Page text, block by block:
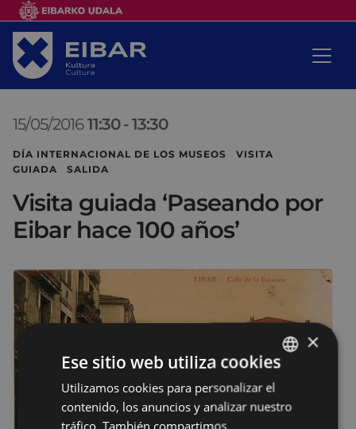
15/05/2016 11:30 -13:30
DÍA INTERNACIONAL DE LOS MUSEOS VISITA
GUIADA SALIDA
Visita guiada ‘Paseando por
Eibar hace 100 años’
BASQUE
SPANISH
×
Ese sitio web utiliza cookies
Utilizamos cookies para personalizar el
contenido, los anuncios y analizar nuestro
tráfico. También compartimos